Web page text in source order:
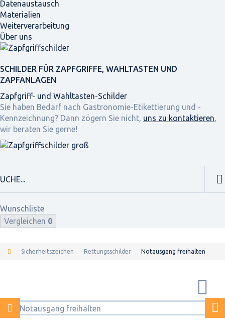
Datenaustausch
Materialien
Weiterverarbeitung
Über uns
SCHILDER FÜR ZAPFGRIFFE, WAHLTASTEN UND
ZAPFANLAGEN
Zapfgriff- und Wahltasten-Schilder
Sie haben Bedarf nach Gastronomie-Etikettierung und -
Kennzeichnung? Dann zögern Sie nicht, uns zu kontaktieren,
wir beraten Sie gerne!
Wunschliste
Vergleichen 0
Sicherheitszeichen Rettungsschilder Notausgang freihalten